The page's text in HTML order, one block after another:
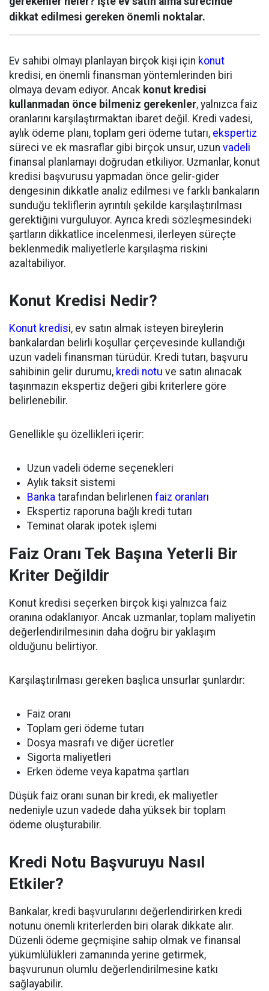
dikkat edilmesi gereken önemli noktalar.
Ev sahibi olmayı planlayan birçok kişi için konut
kredisi, en önemli finansman yöntemlerinden biri
olmaya devam ediyor. Ancak konut kredisi
kullanmadan önce bilmeniz gerekenler, yalnızca faiz
oranlarını karşılaştırmaktan ibaret değil. Kredi vadesi,
aylık ödeme planı, toplam geri ödeme tutarı, ekspertiz
süreci ve ek masraflar gibi birçok unsur, uzun vadeli
finansal planlamayı doğrudan etkiliyor. Uzmanlar, konut
kredisi başvurusu yapmadan önce gelir-gider
dengesinin dikkatle analiz edilmesi ve farklı bankaların
sunduğu tekliflerin ayrıntılı şekilde karşılaştırılması
gerektiğini vurguluyor. Ayrıca kredi sözleşmesindeki
şartların dikkatlice incelenmesi, ilerleyen süreçte
beklenmedik maliyetlerle karşılaşma riskini
azaltabiliyor.
Konut Kredisi Nedir?
Konut kredisi, ev satın almak isteyen bireylerin
bankalardan belirli koşullar çerçevesinde kullandığı
uzun vadeli finansman türüdür. Kredi tutarı, başvuru
sahibinin gelir durumu, kredi notu ve satın alınacak
taşınmazın ekspertiz değeri gibi kriterlere göre
belirlenebilir.
Genellikle şu özellikleri içerir:
Uzun vadeli ödeme seçenekleri
Aylık taksit sistemi
Banka tarafından belirlenen faiz oranları
Ekspertiz raporuna bağlı kredi tutarı
Teminat olarak ipotek işlemi
Faiz Oranı Tek Başına Yeterli Bir
Kriter Değildir
Konut kredisi seçerken birçok kişi yalnızca faiz
oranına odaklanıyor. Ancak uzmanlar, toplam maliyetin
değerlendirilmesinin daha doğru bir yaklaşım
olduğunu belirtiyor.
Karşılaştırılması gereken başlıca unsurlar şunlardır:
Faiz oranı
Toplam geri ödeme tutarı
Dosya masrafı ve diğer ücretler
Sigorta maliyetleri
Erken ödeme veya kapatma şartları
Düşük faiz oranı sunan bir kredi, ek maliyetler
nedeniyle uzun vadede daha yüksek bir toplam
ödeme oluşturabilir.
Kredi Notu Başvuruyu Nasıl
Etkiler?
Bankalar, kredi başvurularını değerlendirirken kredi
notunu önemli kriterlerden biri olarak dikkate alır.
Düzenli ödeme geçmişine sahip olmak ve finansal
yükümlülükleri zamanında yerine getirmek,
başvurunun olumlu değerlendirilmesine katkı
sağlayabilir.